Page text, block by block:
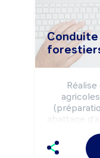
abattage